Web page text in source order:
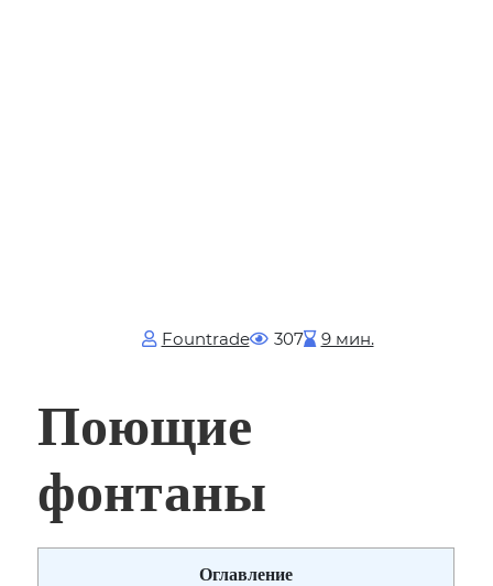
Fоuntrade 307 9 мин.
Поющие
фонтаны
Оглавление